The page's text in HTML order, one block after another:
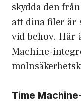
skydda den
att dina filer är
vid behov. Här
Machine-
Time